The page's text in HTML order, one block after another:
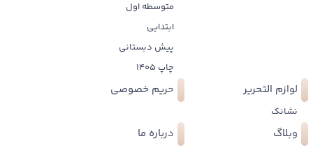
متوسطه اول
ابتدایی
پیش دبستانی
چاپ 1405
لوازم التحریر
نشانک
حریم خصوصی
وبلاگ درباره ما